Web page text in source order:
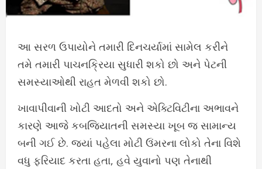
આ સરળ ઉપાયોને તમારી દિનચર્યામાં સામેલ કરીને
તમે તમારી પાચનક્રિયા સુધારી શકો છો અને પેટની
સમસ્યાઓથી રાહત મેળવી શકો છો.
ખાવાપીવાની ખોટી આદતો અને એક્ટિવિટીના અભાવને
કારણે આજે કબજિયાતની સમસ્યા ખૂબ જ સામાન્ય
બની ગઈ છે. જ્યાં પહેલા મોટી ઉંમરના લોકો તેના વિશે
વધુ ફરિયાદ કરતા હતા, હવે યુવાનો પણ તેનાથી